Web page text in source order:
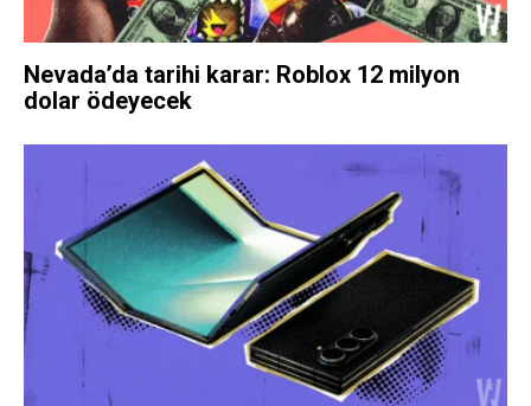
Nevada’da tarihi karar: Roblox 12 milyon
dolar ödeyecek